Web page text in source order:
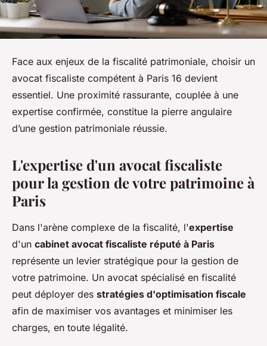
Face aux enjeux de la fiscalité patrimoniale, choisir un
avocat fiscaliste compétent à Paris 16 devient
essentiel. Une proximité rassurante, couplée à une
expertise confirmée, constitue la pierre angulaire
d’une gestion patrimoniale réussie.
L'expertise d'un avocat fiscaliste
pour la gestion de votre patrimoine à
Paris
Dans l'arène complexe de la fiscalité, l'expertise
d'un cabinet avocat fiscaliste réputé à Paris
représente un levier stratégique pour la gestion de
votre patrimoine. Un avocat spécialisé en fiscalité
peut déployer des stratégies d'optimisation fiscale
afin de maximiser vos avantages et minimiser les
charges, en toute légalité.